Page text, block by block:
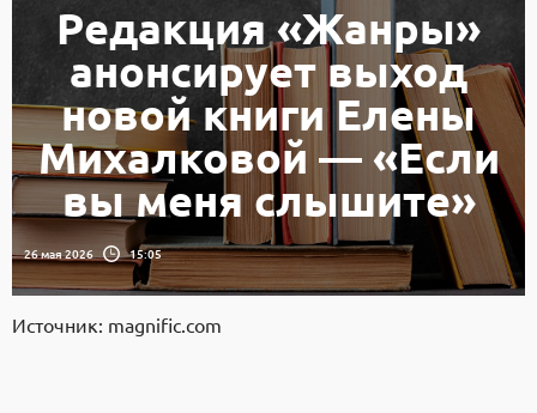
Редакция «Жанры»
анонсирует выход
новой книги Елены
Михалковой — «Если
вы меня слышите»
26 мая 2026 15:05
Источник: magnific.com